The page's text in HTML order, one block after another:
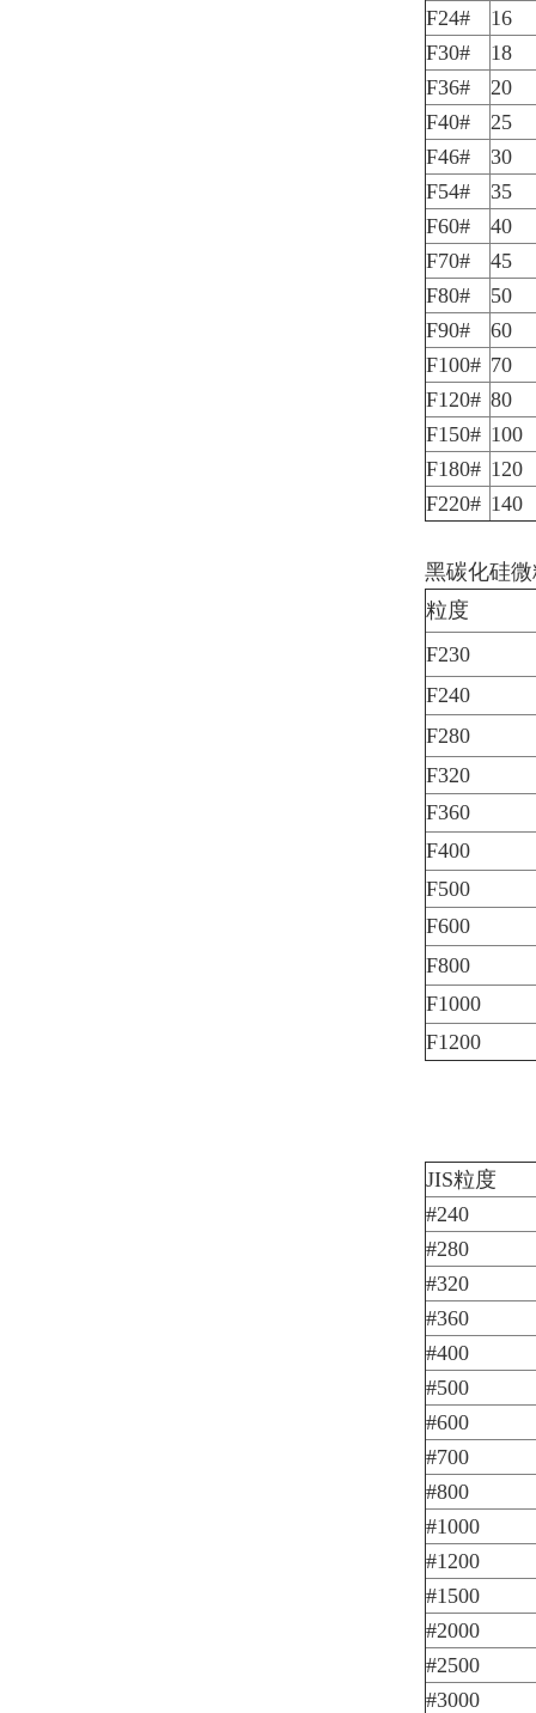
F24#
16
F30#
18
F36#
20
F40#
25
F46#
30
F54#
35
F60#
40
F70#
45
F80#
50
F90#
60
F100# 70
F120# 80
F150# 100
F180# 120
F220# 140
黑碳化硅
粒度
F230
F240
F280
F320
F360
F400
F500
F600
F800
F1000
F1200
JIS粒度
#240
#280
#320
#360
#400
#500
#600
#700
#800
#1000
#1200
#1500
#2000
#2500
#3000